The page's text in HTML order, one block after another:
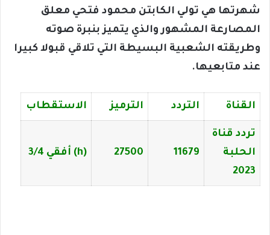
شهرتها هي تولي الكابتن محمود فتحي معلق
المصارعة المشهور والذي يتميز بنبرة صوته
وطريقته الشعبية البسيطة التي تلاقي قبولا كبيرا
عند متابعيها.
القناة التردد الترميز الاستقطاب
تردد قناة
الحلبة
2023
11679
27500 (h) أفقي 3/4